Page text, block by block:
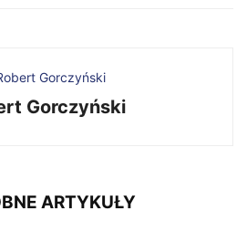
Gorczyński
ARTYKUŁY